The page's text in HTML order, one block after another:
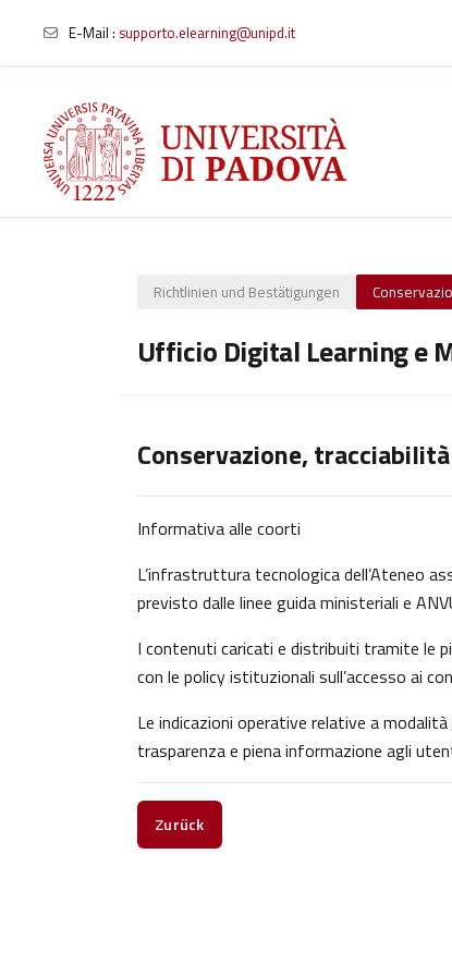
Zum Hauptinhalt
E-Mail : supporto.elearning@unipd.it
Richtlinien und Bestätigungen
Ufficio Digital Learning e
Conservazione,
Informativa alle coorti
L’infrastruttura tecnologica dell’Ateneo
previsto dalle linee guida ministeriali e
I contenuti caricati e distribuiti tramite le
con le policy istituzionali sull’accesso ai
Le indicazioni operative relative a
trasparenza e piena informazione agli
Zurück